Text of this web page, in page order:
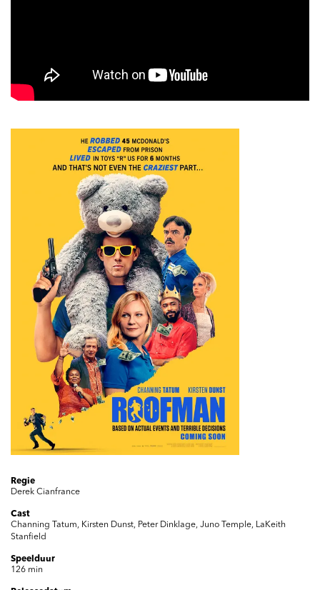
Regie
Derek Cianfrance
Cast
Channing Tatum, Kirsten Dunst, Peter Dinklage, Juno Temple, LaKeith
Stanfield
Speelduur
126 min